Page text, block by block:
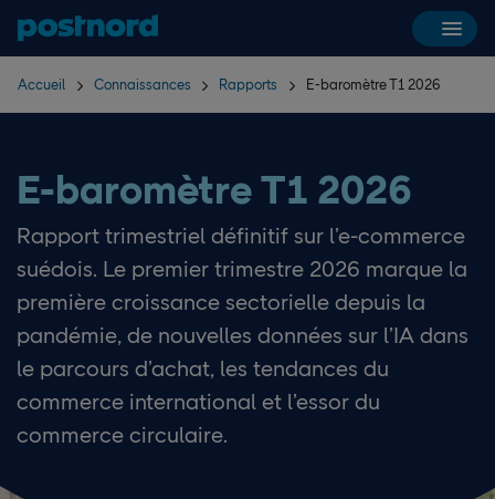
Hoppa över navigering och sök
Accueil Connaissances Rapports E-baromètre T1 2026
E-baromètre T1 2026
Rapport trimestriel définitif sur l’e-commerce
suédois. Le premier trimestre 2026 marque la
première croissance sectorielle depuis la
pandémie, de nouvelles données sur l’IA dans
le parcours d’achat, les tendances du
commerce international et l’essor du
commerce circulaire.